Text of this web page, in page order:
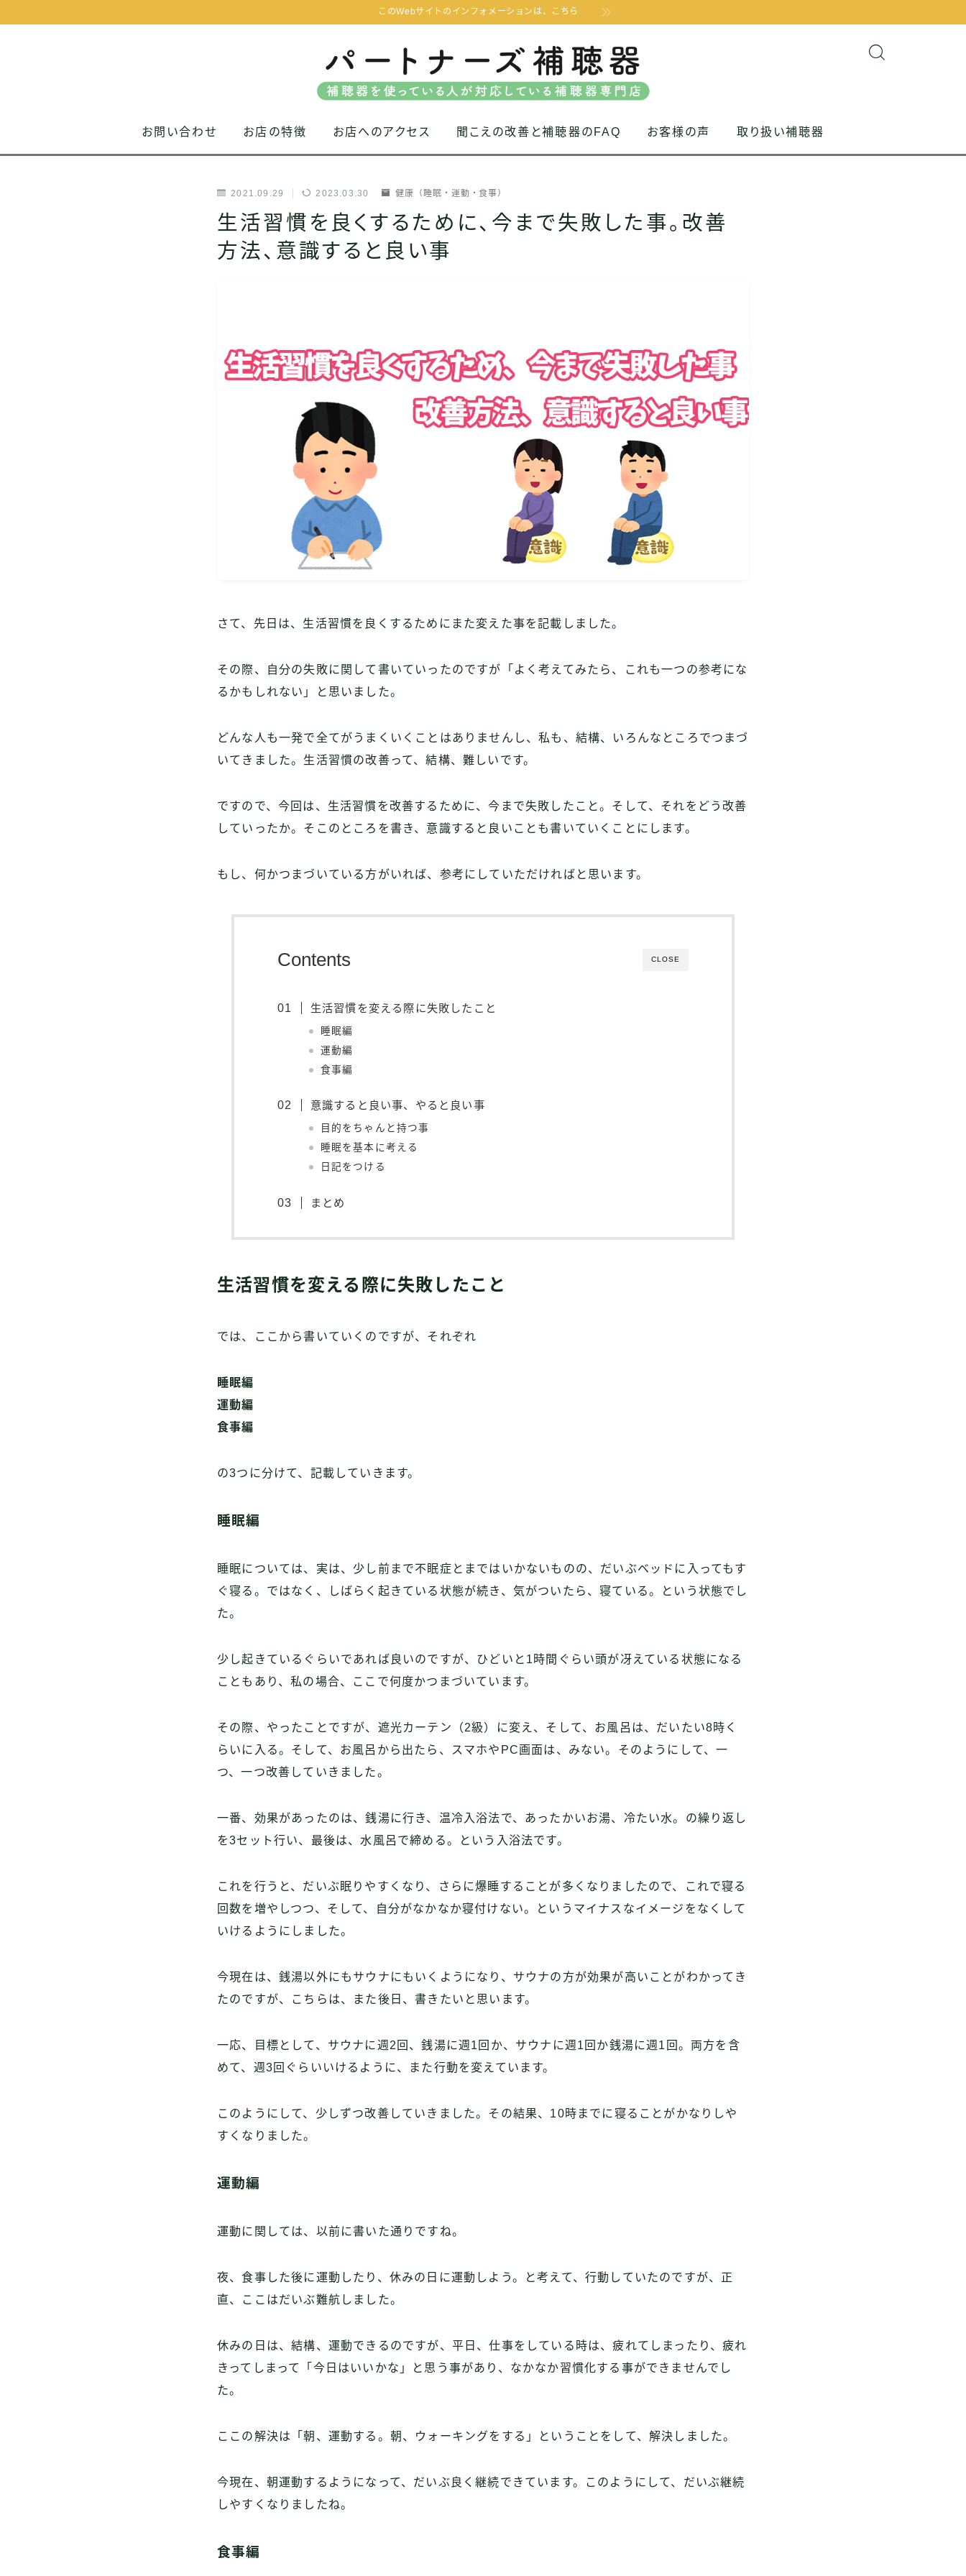
このWebサイトのインフォメーションは、こちら
お問い合わせ お店の特徴 お店へのアクセス 聞こえの改善と補聴器のFAQ お客様の声 取り扱い補聴器
2021.09.29 2023.03.30 健康（睡眠・運動・食事）
生活習慣を良くするために、今まで失敗した事。改善
方法、意識すると良い事
さて、先日は、生活習慣を良くするためにまた変えた事を記載しました。
その際、自分の失敗に関して書いていったのですが「よく考えてみたら、これも一つの参考にな
るかもしれない」と思いました。
どんな人も一発で全てがうまくいくことはありませんし、私も、結構、いろんなところでつまづ
いてきました。生活習慣の改善って、結構、難しいです。
ですので、今回は、生活習慣を改善するために、今まで失敗したこと。そして、それをどう改善
していったか。そこのところを書き、意識すると良いことも書いていくことにします。
もし、何かつまづいている方がいれば、参考にしていただければと思います。
CLOSE
Contents
生活習慣を変える際に失敗したこと
睡眠編
運動編
食事編
意識すると良い事、やると良い事
目的をちゃんと持つ事
睡眠を基本に考える
日記をつける
まとめ
生活習慣を変える際に失敗したこと
では、ここから書いていくのですが、それぞれ
睡眠編
運動編
食事編
の3つに分けて、記載していきます。
睡眠編
睡眠については、実は、少し前まで不眠症とまではいかないものの、だいぶベッドに入ってもす
ぐ寝る。ではなく、しばらく起きている状態が続き、気がついたら、寝ている。という状態でし
た。
少し起きているぐらいであれば良いのですが、ひどいと1時間ぐらい頭が冴えている状態になる
こともあり、私の場合、ここで何度かつまづいています。
その際、やったことですが、遮光カーテン（2級）に変え、そして、お風呂は、だいたい8時く
らいに入る。そして、お風呂から出たら、スマホやPC画面は、みない。そのようにして、一
つ、一つ改善していきました。
一番、効果があったのは、銭湯に行き、温冷入浴法で、あったかいお湯、冷たい水。の繰り返し
を3セット行い、最後は、水風呂で締める。という入浴法です。
これを行うと、だいぶ眠りやすくなり、さらに爆睡することが多くなりましたので、これで寝る
回数を増やしつつ、そして、自分がなかなか寝付けない。というマイナスなイメージをなくして
いけるようにしました。
今現在は、銭湯以外にもサウナにもいくようになり、サウナの方が効果が高いことがわかってき
たのですが、こちらは、また後日、書きたいと思います。
一応、目標として、サウナに週2回、銭湯に週1回か、サウナに週1回か銭湯に週1回。両方を含
めて、週3回ぐらいいけるように、また行動を変えています。
このようにして、少しずつ改善していきました。その結果、10時までに寝ることがかなりしや
すくなりました。
運動編
運動に関しては、以前に書いた通りですね。
夜、食事した後に運動したり、休みの日に運動しよう。と考えて、行動していたのですが、正
直、ここはだいぶ難航しました。
休みの日は、結構、運動できるのですが、平日、仕事をしている時は、疲れてしまったり、疲れ
きってしまって「今日はいいかな」と思う事があり、なかなか習慣化する事ができませんでし
た。
ここの解決は「朝、運動する。朝、ウォーキングをする」ということをして、解決しました。
今現在、朝運動するようになって、だいぶ良く継続できています。このようにして、だいぶ継続
しやすくなりましたね。
食事編